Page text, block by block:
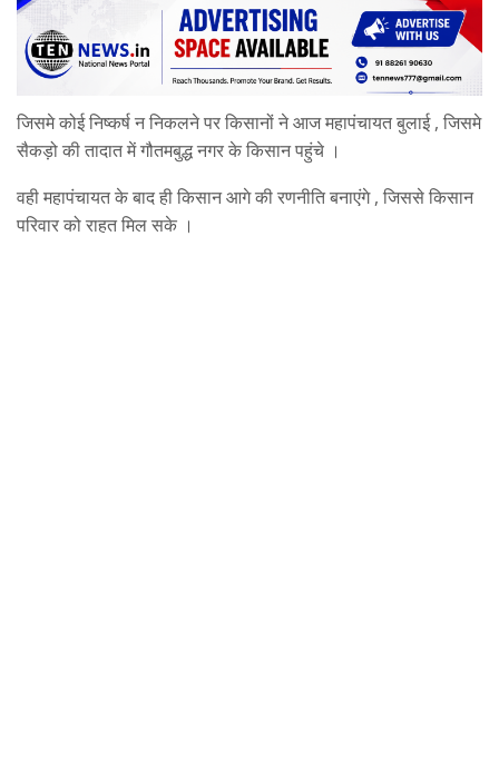
जिसमे कोई निष्कर्ष न निकलने पर किसानों ने आज महापंचायत बुलाई , जिसमे
सैकड़ो की तादात में गौतमबुद्ध नगर के किसान पहुंचे ।
वही महापंचायत के बाद ही किसान आगे की रणनीति बनाएंगे , जिससे किसान
परिवार को राहत मिल सके ।